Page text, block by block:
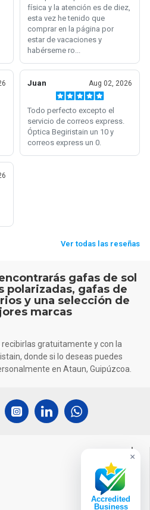
gafas de sol
polarizadas, gafas de
y una selección de
marcas
gratuitamente y con la
donde si lo deseas puedes
en Ataun, Guipúzcoa.
×
Accredited
Business